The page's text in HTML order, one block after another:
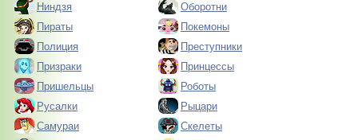
Ниндзя
Оборотни
Пираты
Покемоны
Полиция
Преступники
Призраки
Принцессы
Пришельцы
Роботы
Русалки
Рыцари
Самураи
Скелеты